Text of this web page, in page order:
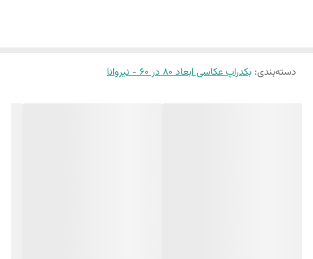
بین 10 الی 15 درصد تفاوت چاپ وجود دارد
دسته‌بندی: بکدراپ عکاسی ابعاد 80 در 60 - نیروانا